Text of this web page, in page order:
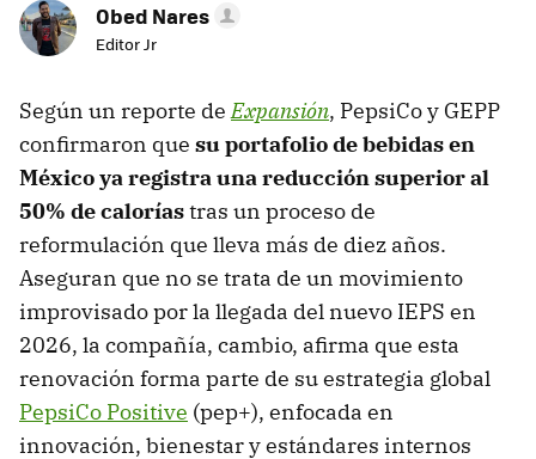
Obed Nares
Editor Jr
Según un reporte deExpansión, PepsiCo y GEPP
confirmaron que su portafolio de bebidas en
México ya registra una reducción superior al
50% de caloríastras un proceso de
reformulación que lleva más de diez años.
Aseguran que no se trata de un movimiento
improvisado por la llegada del nuevo IEPS en
2026, la compañía, cambio, afirma que esta
renovación forma parte de su estrategia global
PepsiCo Positive (pep+), enfocada en
innovación, bienestar y estándares internos